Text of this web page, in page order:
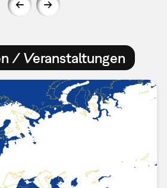
/ Veranstaltungen